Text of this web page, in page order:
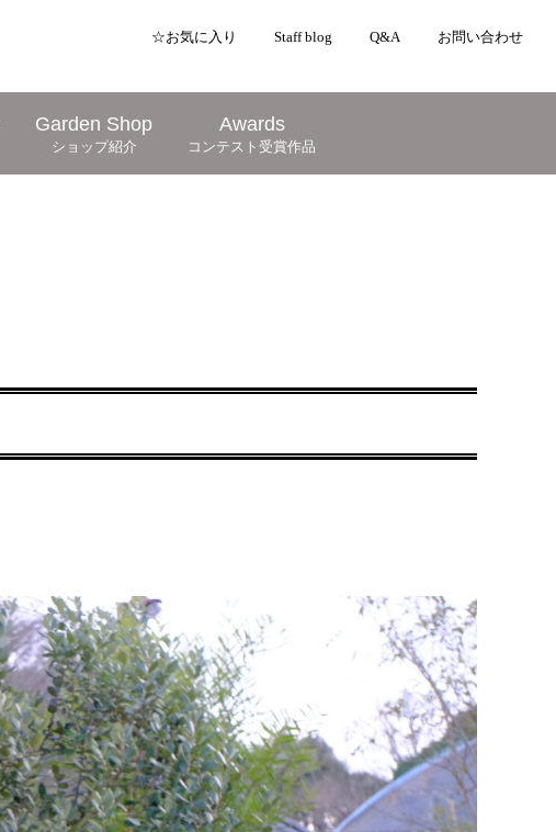
☆お気に入り Staff blog Q&A お問い合わせ
Garden Shop
ショップ紹介
Awards
コンテスト受賞作品